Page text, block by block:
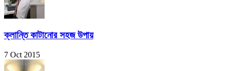
ক্লান্তি কাটানোর সহজ উপায়
7 Oct 2015